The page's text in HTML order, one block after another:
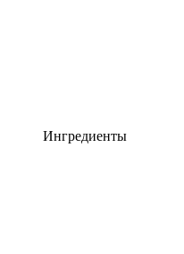
Ингредиенты